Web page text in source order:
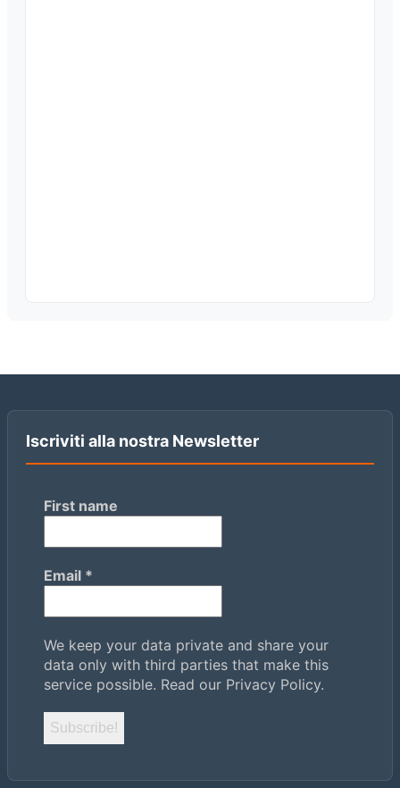
Iscriviti alla nostra Newsletter
First name
Email *
We keep your data private and share your
data only with third parties that make this
service possible. Read our Privacy Policy.